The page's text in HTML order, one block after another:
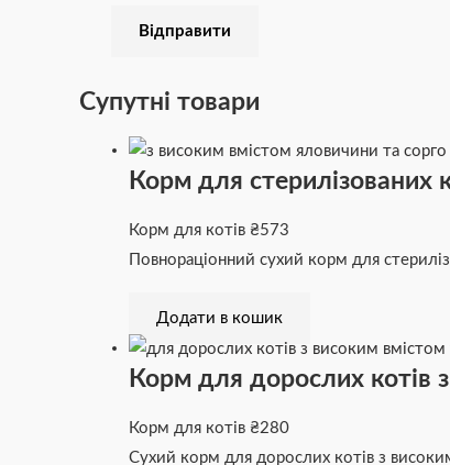
Супутні товари
Корм для стерилізованих
Корм для котів ₴573
Повнораціонний сухий корм для
Додати в кошик
Корм для дорослих котів
Корм для котів ₴280
Сухий корм для дорослих котів з